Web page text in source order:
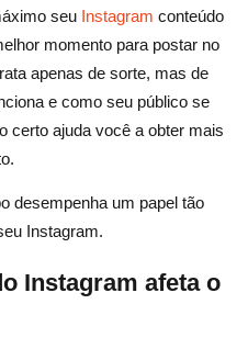
Instagram muda nos
horário pessoal para
do Instagram funcionam
podem ajudar a
seu Instagram conteúdo
momento para postar no
apenas de sorte, mas de
e como seu público se
certo ajuda você a obter mais
desempenha um papel tão
Instagram.
Instagram afeta o